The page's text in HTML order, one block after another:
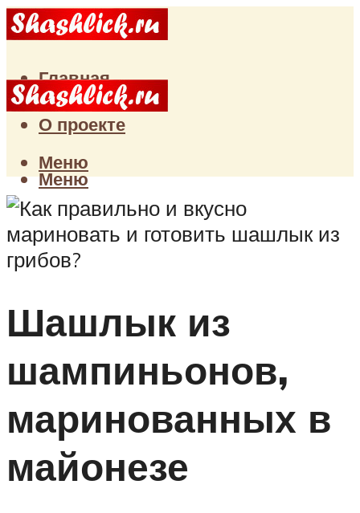
Главная
Статьи
О проекте
Меню
Меню
Шашлык из
шампиньонов,
маринованных в
майонезе